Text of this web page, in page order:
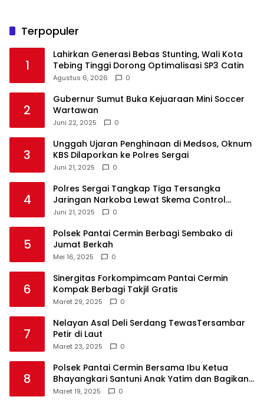
Terpopuler
1
Lahirkan Generasi Bebas Stunting, Wali Kota
Tebing Tinggi Dorong Optimalisasi SP3 Catin
Agustus 6, 2026 0
2
Gubernur Sumut Buka Kejuaraan Mini Soccer
Wartawan
Juni 22, 2025 0
3
Unggah Ujaran Penghinaan di Medsos, Oknum
KBS Dilaporkan ke Polres Sergai
Juni 21, 2025 0
4
Polres Sergai Tangkap Tiga Tersangka
Jaringan Narkoba Lewat Skema Control
Delivery
Juni 21, 2025 0
5
Polsek Pantai Cermin Berbagi Sembako di
Jumat Berkah
Mei 16, 2025 0
6
Sinergitas Forkompimcam Pantai Cermin
Kompak Berbagi Takjil Gratis
Maret 29, 2025 0
7
Nelayan Asal Deli Serdang TewasTersambar
Petir di Laut
Maret 23, 2025 0
8
Polsek Pantai Cermin Bersama Ibu Ketua
Bhayangkari Santuni Anak Yatim dan Bagikan
Takjil
Maret 19, 2025 0